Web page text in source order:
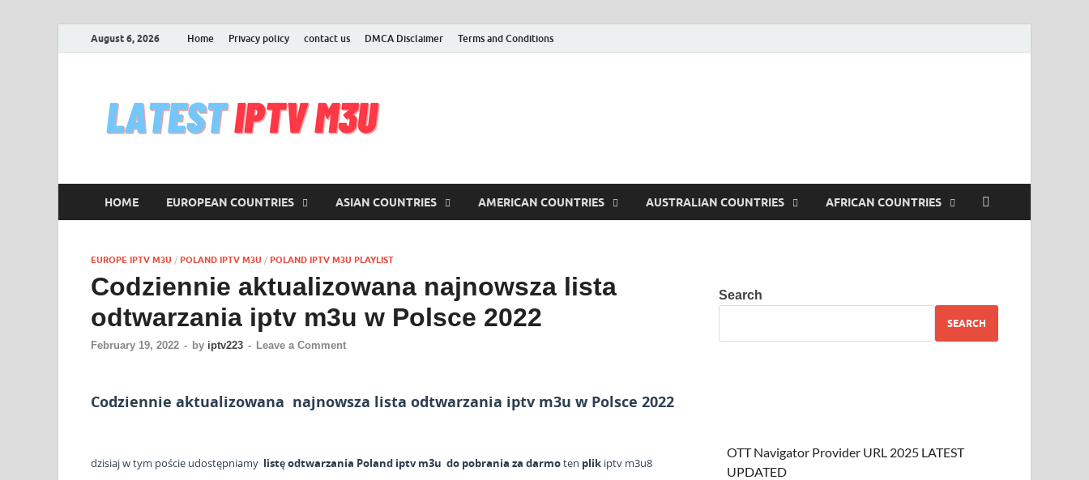
August 6, 2026 Home Privacy policy contact us DMCA Disclaimer Terms and Conditions
HOME EUROPEAN COUNTRIES ASIAN COUNTRIES AMERICAN COUNTRIES AUSTRALIAN COUNTRIES AFRICAN COUNTRIES
EUROPE IPTV M3U / POLAND IPTV M3U / POLAND IPTV M3U PLAYLIST
Codziennie aktualizowana najnowsza lista
odtwarzania iptv m3u w Polsce 2022
February 19, 2022 - by iptv223 - Leave a Comment
Codziennie aktualizowana najnowsza lista odtwarzania iptv m3u w Polsce 2022
dzisiaj w tym poście udostępniamy listę odtwarzania Poland iptv m3u do pobrania za darmoten plik iptv m3u8
Search
SEARCH
OTT Navigator Provider URL 2025 LATEST
UPDATED